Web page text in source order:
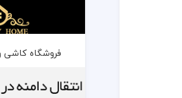
فروشگاه کاشی